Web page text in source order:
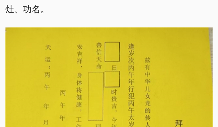
灶、功名。